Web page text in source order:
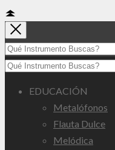
EDUCACIÓN
Metalófonos
Flauta Dulce
Melódica